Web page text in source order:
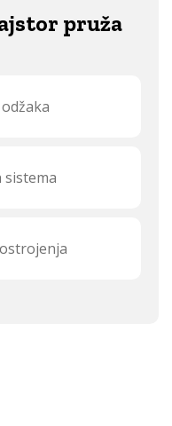
pruža
sistema